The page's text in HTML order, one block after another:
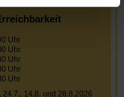
Uhr
Uhr
Uhr
Uhr
Uhr
24.7., 14.8. und 28.8.2026